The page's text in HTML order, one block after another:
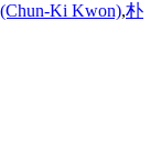
Ki Kwon),朴